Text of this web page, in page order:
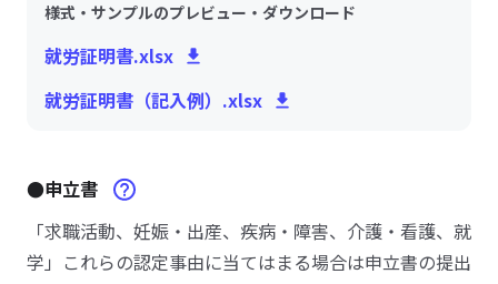
様式・サンプルのプレビュー・ダウンロード
就労証明書.xlsx
就労証明書（記入例）.xlsx
●申立書
「求職活動、妊娠・出産、疾病・障害、介護・看護、就
学」これらの認定事由に当てはまる場合は申立書の提出